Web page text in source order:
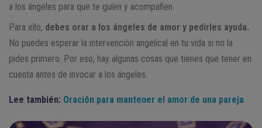
a los ángeles para que te guíen y acompañen.
Para ello, debes orar a los ángeles de amor y pedirles ayuda.
No puedes esperar la intervención angelical en tu vida si no la
pides primero. Por eso, hay algunas cosas que tienes que tener en
cuenta antes de invocar a los ángeles.
Lee también: Oración para mantener el amor de una pareja